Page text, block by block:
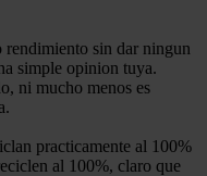
rendimiento sin dar ningun
simple opinion tuya.
ni mucho menos es
practicamente al 100%
al 100%, claro que